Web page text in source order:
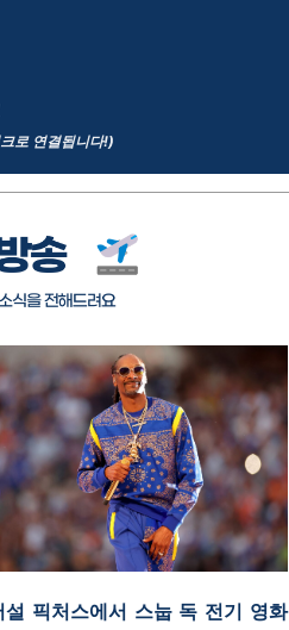
로 연결됩니다!)
설 픽처스에서 스눕 독 전기 영화